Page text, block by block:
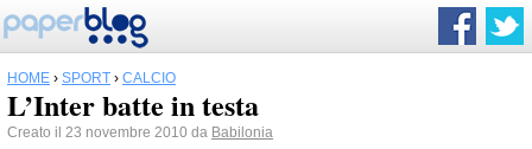
HOME › SPORT › CALCIO
L’Inter batte in testa
Creato il 23 novembre 2010 da Babilonia